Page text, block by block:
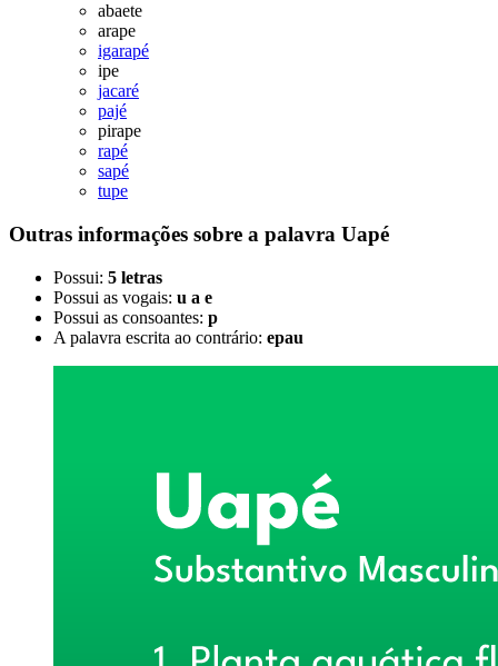
abaete
arape
igarapé
ipe
jacaré
pajé
pirape
rapé
sapé
tupe
Outras informações sobre a palavra Uapé
Possui: 5 letras
Possui as vogais: u a e
Possui as consoantes: p
A palavra escrita ao contrário: epau